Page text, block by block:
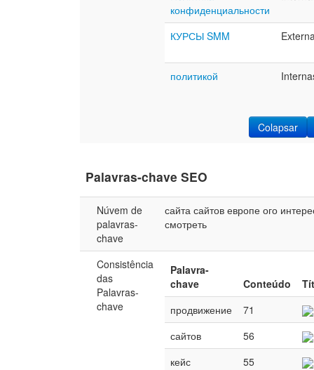
конфиденциальности
КУРСЫ SMM
политикой
Colapsar
Palavras-chave SEO
Núvem de
palavras-
chave
сайта сайтов европе ого
смотреть
Consistência
das
Palavras-
chave
Palavra-
chave
Conteúdo
продвижение
71
сайтов
56
кейс
55